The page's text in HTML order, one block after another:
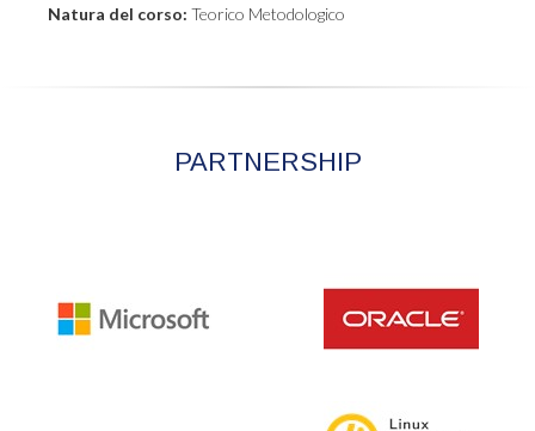
Natura del corso: Teorico Metodologico
PARTNERSHIP